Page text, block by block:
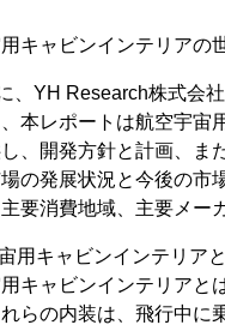
キャビンインテリアの
、YH Research株式会
本レポートは航空宇宙
、開発方針と計画、ま
の発展状況と今後の市
要消費地域、主要メー
用キャビンインテリア
キャビンインテリアと
らの内装は、飛行中に